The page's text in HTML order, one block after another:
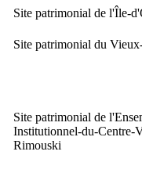
Site patrimonial de l'Île-
Site patrimonial du
Site patrimonial de
Institutionnel-du-Centre-
Rimouski